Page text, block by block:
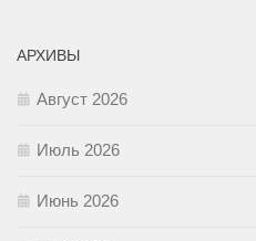
АРХИВЫ
Август 2026
Июль 2026
Июнь 2026